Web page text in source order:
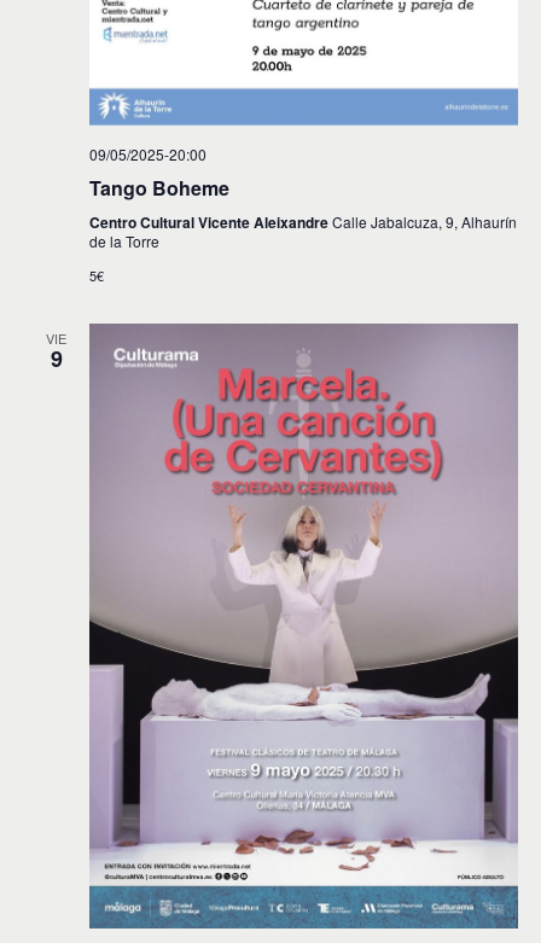
09/05/2025-20:00
Tango Boheme
Centro Cultural Vicente AleixandreCalle Jabalcuza, 9, Alhaurín
de la Torre
5€
VIE
9